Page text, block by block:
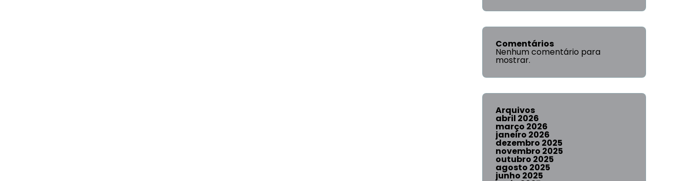
Comentários
Nenhum comentário para
mostrar.
Arquivos
abril 2026
março 2026
janeiro 2026
dezembro 2025
novembro 2025
outubro 2025
agosto 2025
junho 2025